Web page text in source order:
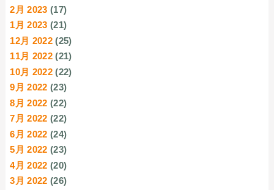
2月 2023 (17)
1月 2023 (21)
12月 2022 (25)
11月 2022 (21)
10月 2022 (22)
9月 2022 (23)
8月 2022 (22)
7月 2022 (22)
6月 2022 (24)
5月 2022 (23)
4月 2022 (20)
3月 2022 (26)